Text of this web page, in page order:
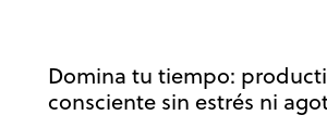
Domina tu tiempo:
consciente sin estrés ni